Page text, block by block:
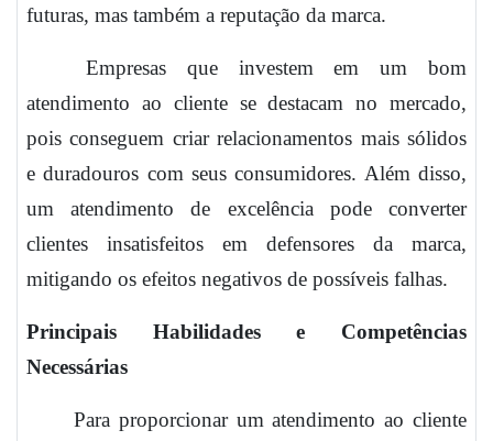
futuras, mas também a reputação da marca.
Empresas que investem em um bom
atendimento ao cliente se destacam no mercado,
pois conseguem criar relacionamentos mais sólidos
e duradouros com seus consumidores. Além disso,
um atendimento de excelência pode converter
clientes insatisfeitos em defensores da marca,
mitigando os efeitos negativos de possíveis falhas.
Principais Habilidades e Competências
Necessárias
Para proporcionar um atendimento ao cliente